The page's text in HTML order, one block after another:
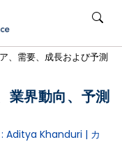
、需要、成長および予測
業界動向、予測
Aditya Khanduri | カ